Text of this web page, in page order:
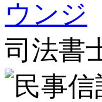
司法書